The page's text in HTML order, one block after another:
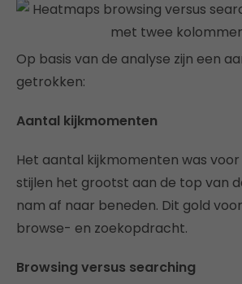
Op basis van de analyse zijn een
getrokken:
Aantal kijkmomenten
Het aantal kijkmomenten was
stijlen het grootst aan de top van
nam af naar beneden. Dit gold
browse- en zoekopdracht.
Browsing versus searching